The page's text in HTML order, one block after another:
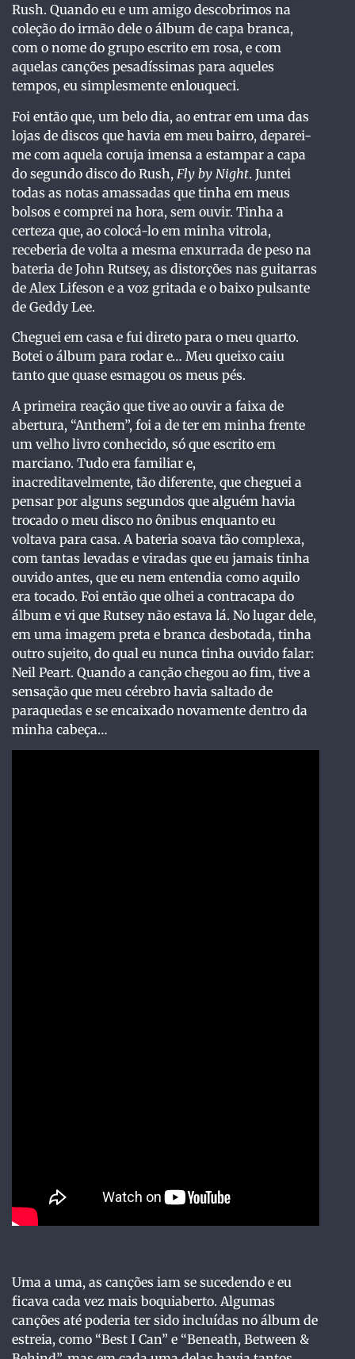
Rush. Quando eu e um amigo descobrimos na
coleção do irmão dele o álbum de capa branca,
com o nome do grupo escrito em rosa, e com
aquelas canções pesadíssimas para aqueles
tempos, eu simplesmente enlouqueci.
Foi então que, um belo dia, ao entrar em uma das
lojas de discos que havia em meu bairro, deparei-
me com aquela coruja imensa a estampar a capa
do segundo disco do Rush, Fly by Night. Juntei
todas as notas amassadas que tinha em meus
bolsos e comprei na hora, sem ouvir. Tinha a
certeza que, ao colocá-lo em minha vitrola,
receberia de volta a mesma enxurrada de peso na
bateria de John Rutsey, as distorções nas guitarras
de Alex Lifeson e a voz gritada e o baixo pulsante
de Geddy Lee.
Cheguei em casa e fui direto para o meu quarto.
Botei o álbum para rodar e… Meu queixo caiu
tanto que quase esmagou os meus pés.
A primeira reação que tive ao ouvir a faixa de
abertura, “Anthem”, foi a de ter em minha frente
um velho livro conhecido, só que escrito em
marciano. Tudo era familiar e,
inacreditavelmente, tão diferente, que cheguei a
pensar por alguns segundos que alguém havia
trocado o meu disco no ônibus enquanto eu
voltava para casa. A bateria soava tão complexa,
com tantas levadas e viradas que eu jamais tinha
ouvido antes, que eu nem entendia como aquilo
era tocado. Foi então que olhei a contracapa do
álbum e vi que Rutsey não estava lá. No lugar dele,
em uma imagem preta e branca desbotada, tinha
outro sujeito, do qual eu nunca tinha ouvido falar:
Neil Peart. Quando a canção chegou ao fim, tive a
sensação que meu cérebro havia saltado de
paraquedas e se encaixado novamente dentro da
minha cabeça…
Uma a uma, as canções iam se sucedendo e eu
ficava cada vez mais boquiaberto. Algumas
canções até poderia ter sido incluídas no álbum de
estreia, como “Best I Can” e “Beneath, Between &